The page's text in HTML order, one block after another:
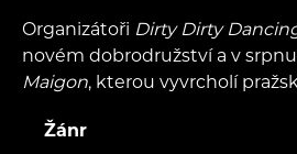
Organizátoři Dirty Dirty
novém dobrodružství a v
Maigon, kterou vyvrcholí
Žánr